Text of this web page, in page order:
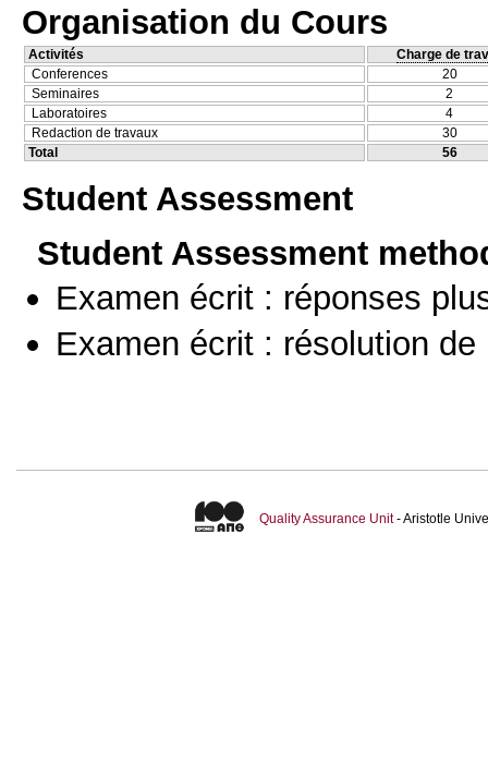
Organisation du Cours
Activités
Charge de
Conferences
20
Seminaires
2
Laboratoires
4
Redaction de travaux
30
Total
56
Student Assessment
Student Assessment
Examen écrit : réponses
Examen écrit : résolution de
Quality Assurance Unit- Aristotle